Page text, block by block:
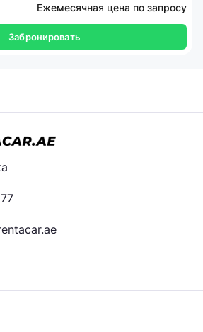
Ежемесячная цена по запросу
Забронировать